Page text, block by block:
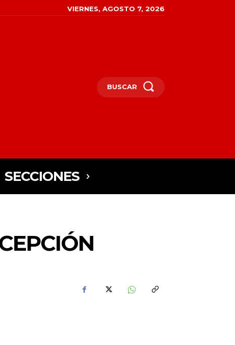
VIERNES, AGOSTO 7, 2026
BUSCAR
SECCIONES